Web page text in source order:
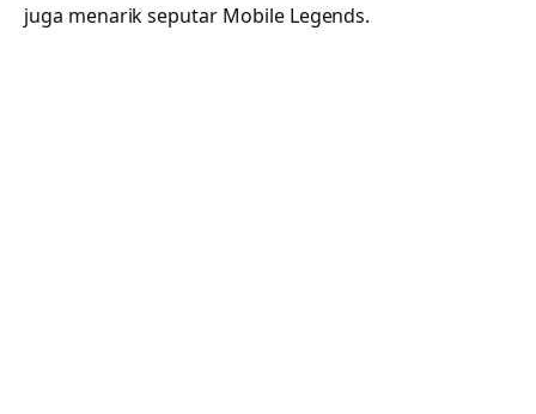
juga menarik seputar Mobile Legends.